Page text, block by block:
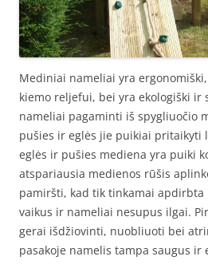
Mediniai nameliai yra
kiemo reljefui, bei yra ekologiški ir
nameliai pagaminti iš spygliuočio
pušies ir eglės jie puikiai pritaikyti
eglės ir pušies mediena yra puiki
atspariausia medienos rūšis
pamiršti, kad tik tinkamai apdirbta
vaikus ir nameliai nesupus ilgai.
gerai išdžiovinti, nuobliuoti bei
pasakoje namelis tampa saugus ir